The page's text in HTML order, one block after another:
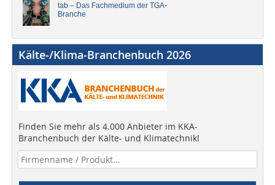
tab – Das Fachmedium der TGA-
Branche
Kälte-/Klima-Branchenbuch 2026
Finden Sie mehr als 4.000 Anbieter im KKA-
Branchenbuch der Kälte- und Klimatechnik!